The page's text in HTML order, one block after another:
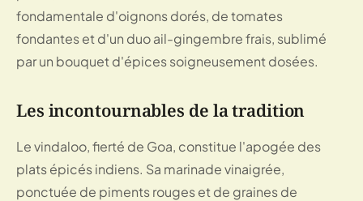
fondamentale d'oignons dorés, de tomates
fondantes et d'un duo ail-gingembre frais, sublimé
par un bouquet d'épices soigneusement dosées.
Les incontournables de la tradition
Le vindaloo, fierté de Goa, constitue l'apogée des
plats épicés indiens. Sa marinade vinaigrée,
ponctuée de piments rouges et de graines de